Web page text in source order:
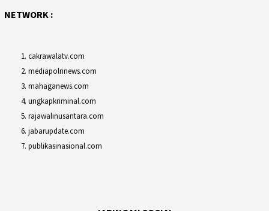
NETWORK :
cakrawalatv.com
mediapolrinews.com
mahaganews.com
ungkapkriminal.com
rajawalinusantara.com
jabarupdate.com
publikasinasional.com